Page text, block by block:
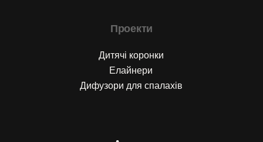
Проекти
Дитячі коронки
Елайнери
Дифузори для спалахів